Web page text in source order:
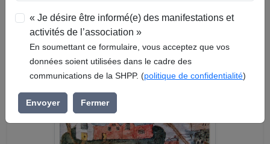
« Je désire être informé(e) des manifestations et
activités de l’association »
En soumettant ce formulaire, vous acceptez que vos
données soient utilisées dans le cadre des
communications de la SHPP. (politique de confidentialité)
Envoyer Fermer